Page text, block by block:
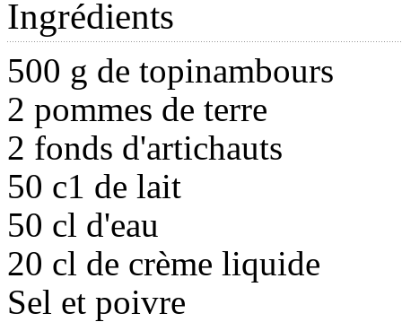
Ingrédients
500 g de topinambours
2 pommes de terre
2 fonds d'artichauts
50 c1 de lait
50 cl d'eau
20 cl de crème liquide
Sel et poivre